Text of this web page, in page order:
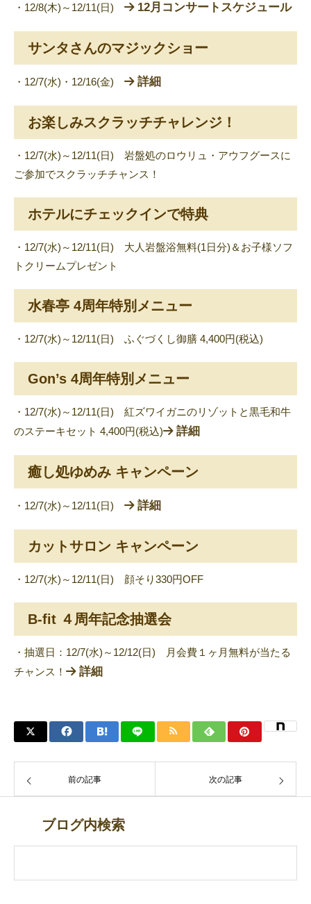
・12/8(木)～12/11(日) 12月コンサートスケジュール
サンタさんのマジックショー
・12/7(水)・12/16(金) 詳細
お楽しみスクラッチチャレンジ！
・12/7(水)～12/11(日) 岩盤処のロウリュ・アウフグースに
ご参加でスクラッチチャンス！
ホテルにチェックインで特典
・12/7(水)～12/11(日) 大人岩盤浴無料(1日分)＆お子様ソフ
トクリームプレゼント
水春亭 4周年特別メニュー
・12/7(水)～12/11(日) ふぐづくし御膳 4,400円(税込)
Gon’s 4周年特別メニュー
・12/7(水)～12/11(日) 紅ズワイガニのリゾットと黒毛和牛
のステーキセット 4,400円(税込)
詳細
癒し処ゆめみ キャンペーン
・12/7(水)～12/11(日) 詳細
カットサロン キャンペーン
・12/7(水)～12/11(日) 顔そり330円OFF
B-fit ４周年記念抽選会
・抽選日：12/7(水)～12/12(日) 月会費１ヶ月無料が当たる
チャンス！
詳細
前の記事 次の記事
ブログ内検索